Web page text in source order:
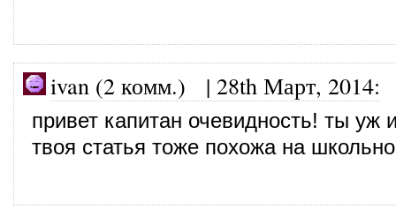
ivan (2 комм.) | 28th Март, 2014:
привет капитан очевидность! ты уж
твоя статья тоже похожа на